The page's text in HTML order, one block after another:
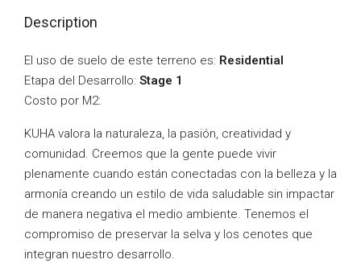
Description
El uso de suelo de este terreno es: Residential
Etapa del Desarrollo: Stage 1
Costo por M2:
KUHA valora la naturaleza, la pasión, creatividad y
comunidad. Creemos que la gente puede vivir
plenamente cuando están conectadas con la belleza y la
armonía creando un estilo de vida saludable sin impactar
de manera negativa el medio ambiente. Tenemos el
compromiso de preservar la selva y los cenotes que
integran nuestro desarrollo.